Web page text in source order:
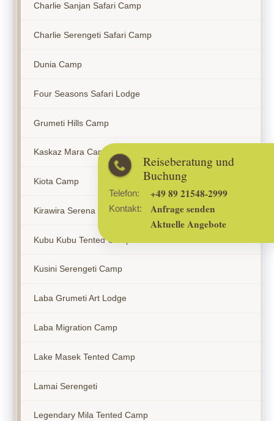
Reiseberatung und
Buchung
Telefon: +49 89 21548-2999
Kontakt:
Anfrage senden
Aktuelle Angebote
Charlie Sanjan Safari Camp
Charlie Serengeti Safari Camp
Dunia Camp
Four Seasons Safari Lodge
Grumeti Hills Camp
Kaskaz Mara Camp
Kiota Camp
Kirawira Serena Camp
Kubu Kubu Tented Camp
Kusini Serengeti Camp
Laba Grumeti Art Lodge
Laba Migration Camp
Lake Masek Tented Camp
Lamai Serengeti
Legendary Mila Tented Camp